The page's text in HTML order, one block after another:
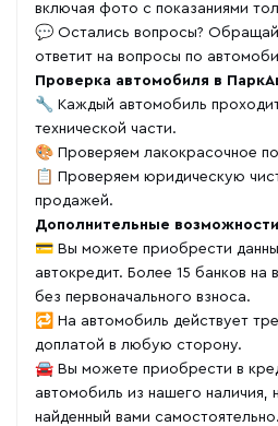
включая фото с показаниями
💬 Остались вопросы?
ответит на вопросы по
Проверка автомобиля в
🔧 Каждый автомобиль
технической части.
🎨 Проверяем лакокрасочное
📋 Проверяем юридическую
продажей.
Дополнительные
💳 Вы можете приобрести
автокредит. Более 15 банков
без первоначального взноса.
🔁 На автомобиль действует
доплатой в любую сторону.
🚘 Вы можете приобрести в
автомобиль из нашего
найденный вами самостоятельно.